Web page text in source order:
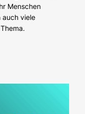
Menschen
auch viele